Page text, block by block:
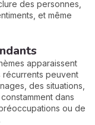
des personnes,
et même
apparaissent
récurrents peuvent
des situations,
dans
ou de